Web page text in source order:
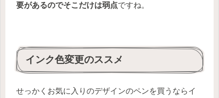
要があるのでそこだけは弱点ですね。
インク色変更のススメ
せっかくお気に入りのデザインのペンを買うならイ